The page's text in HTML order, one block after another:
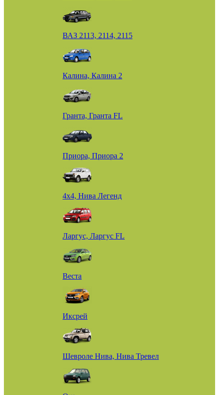
ВАЗ 2113, 2114, 2115
Калина, Калина 2
Гранта, Гранта FL
Приора, Приора 2
4х4, Нива Легенд
Ларгус, Ларгус FL
Веста
Иксрей
Шевроле Нива, Нива Тревел